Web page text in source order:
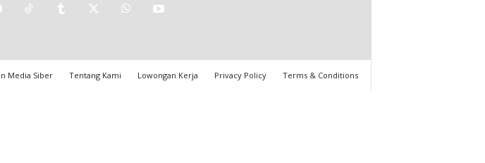
Media Siber Tentang Kami Lowongan Kerja Privacy Policy Terms & Conditions